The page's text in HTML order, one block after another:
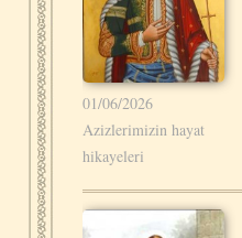
01/06/2026
Azizlerimizin hayat
hikayeleri